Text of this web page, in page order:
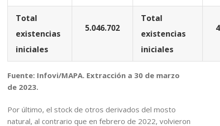
Total
existencias
iniciales
5.046.702
Total
existencias
iniciales
Fuente: Infovi/MAPA. Extracción a 30 de marzo
de 2023.
Por último, el stock de otros derivados del mosto
natural, al contrario que en febrero de 2022, volvieron